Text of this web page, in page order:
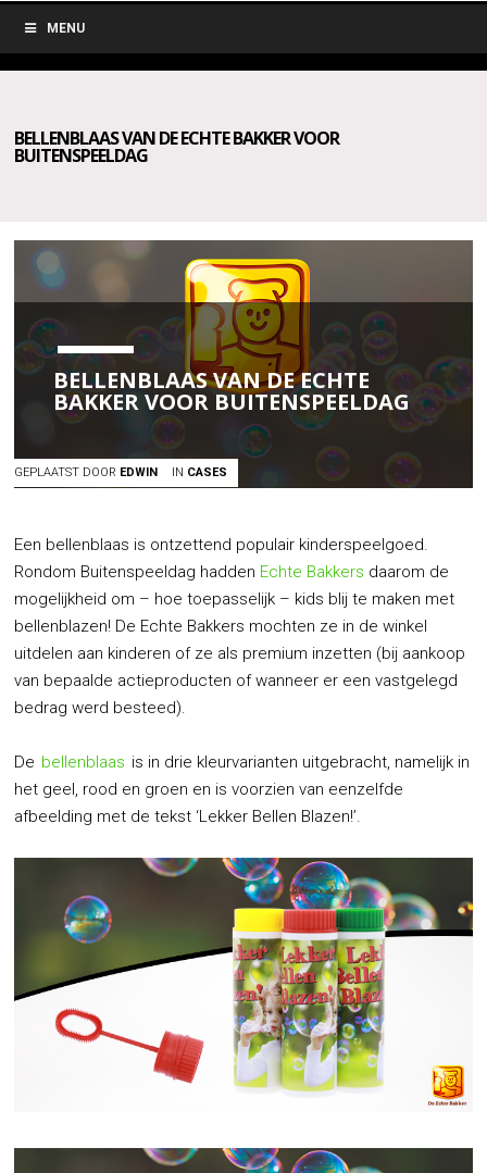
MENU
BELLENBLAAS VAN DE ECHTE BAKKER VOOR
BUITENSPEELDAG
BELLENBLAAS VAN DE ECHTE
BAKKER VOOR BUITENSPEELDAG
GEPLAATST DOOR EDWIN IN CASES
Een bellenblaas is ontzettend populair kinderspeelgoed.
Rondom Buitenspeeldag hadden Echte Bakkers daarom de
mogelijkheid om – hoe toepasselijk – kids blij te maken met
bellenblazen! De Echte Bakkers mochten ze in de winkel
uitdelen aan kinderen of ze als premium inzetten (bij aankoop
van bepaalde actieproducten of wanneer er een vastgelegd
bedrag werd besteed).
De bellenblaas is in drie kleurvarianten uitgebracht, namelijk in
het geel, rood en groen en is voorzien van eenzelfde
afbeelding met de tekst ‘Lekker Bellen Blazen!’.